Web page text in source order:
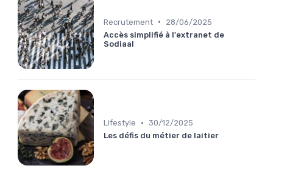
Recrutement •
28/06/2025
Accès simplifié à l'extranet de
Sodiaal
Lifestyle • 30/12/2025
Les défis du métier de laitier